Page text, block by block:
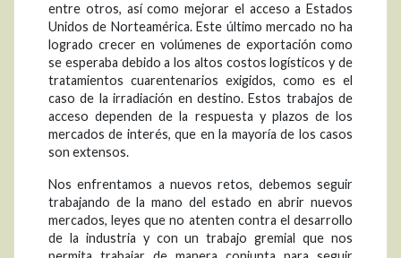
entre otros, así como mejorar el acceso a Estados
Unidos de Norteamérica. Este último mercado no ha
logrado crecer en volúmenes de exportación como
se esperaba debido a los altos costos logísticos y de
tratamientos cuarentenarios exigidos, como es el
caso de la irradiación en destino. Estos trabajos de
acceso dependen de la respuesta y plazos de los
mercados de interés, que en la mayoría de los casos
son extensos.
Nos enfrentamos a nuevos retos, debemos seguir
trabajando de la mano del estado en abrir nuevos
mercados, leyes que no atenten contra el desarrollo
de la industria y con un trabajo gremial que nos